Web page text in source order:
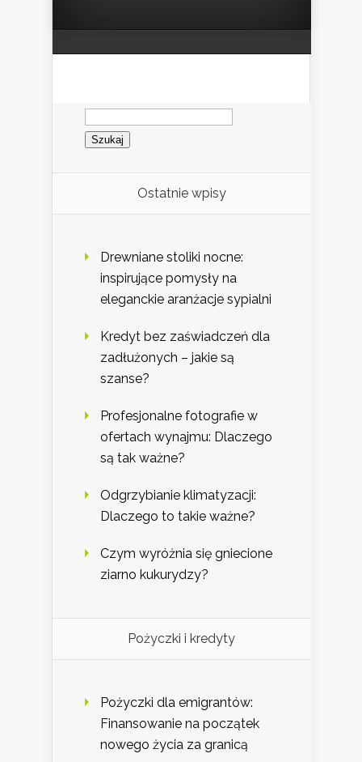
Szukaj:
Ostatnie wpisy
Drewniane stoliki nocne:
inspirujące pomysły na
eleganckie aranżacje sypialni
Kredyt bez zaświadczeń dla
zadłużonych – jakie są
szanse?
Profesjonalne fotografie w
ofertach wynajmu: Dlaczego
są tak ważne?
Odgrzybianie klimatyzacji:
Dlaczego to takie ważne?
Czym wyróżnia się gniecione
ziarno kukurydzy?
Pożyczki i kredyty
Pożyczki dla emigrantów:
Finansowanie na początek
nowego życia za granicą